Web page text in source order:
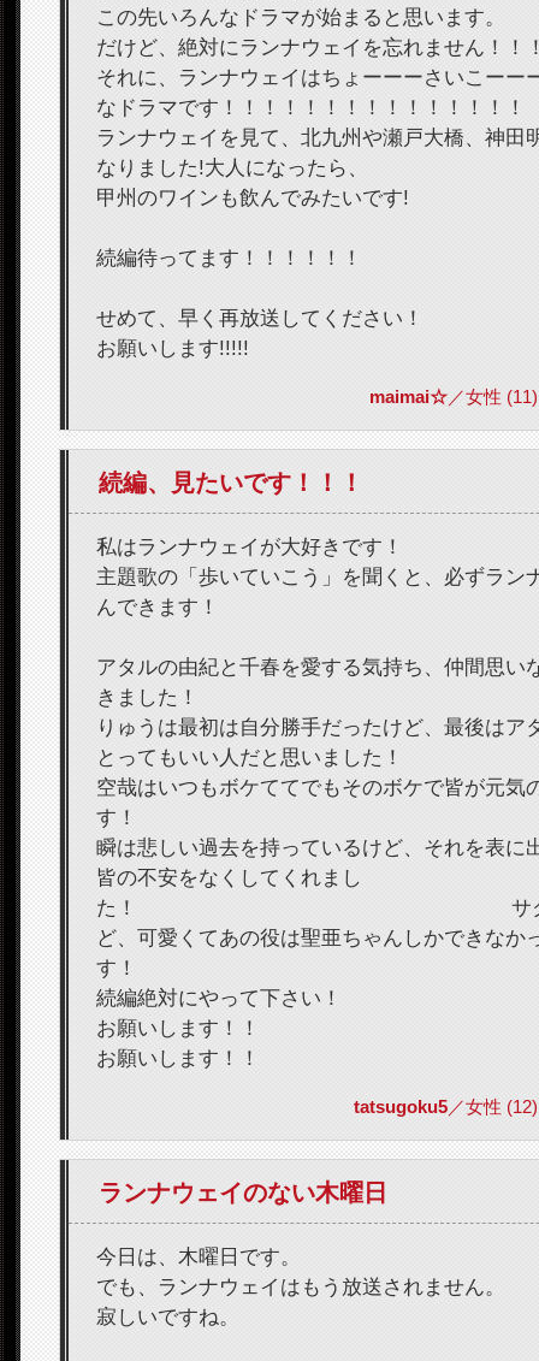
この先いろんなドラマが始まると思います。
だけど、絶対にランナウェイを忘れません！！
それに、ランナウェイはちょーーーさいこーー
なドラマです！！！！！！！！！！！！！！！
ランナウェイを見て、北九州や瀬戸大橋、神田
なりました!大人になったら、
甲州のワインも飲んでみたいです!
続編待ってます！！！！！！
せめて、早く再放送してください！
お願いします!!!!!
maimai☆／女性
続編、見たいです！！！
私はランナウェイが大好きです！
主題歌の「歩いていこう」を聞くと、必ずラン
んできます！
アタルの由紀と千春を愛する気持ち、仲間思い
きました
りゅうは最初は自分勝手だったけど、最後はア
とってもいい人だと思いました！
空哉はいつもボケててでもそのボケで皆が元気
す！
瞬は悲しい過去を持っているけど、それを表に
皆の不安をなくしてくれまし
た！ サクラはとて
ど、可愛くてあの役は聖亜ちゃんしかできなか
す！
続編絶対にやって下さい！
お願いします！！
お願いします！！
tatsugoku5／女性
ランナウェイのない木曜日
今日は、木曜日です。
でも、ランナウェイはもう放送されません。
寂しいですね。